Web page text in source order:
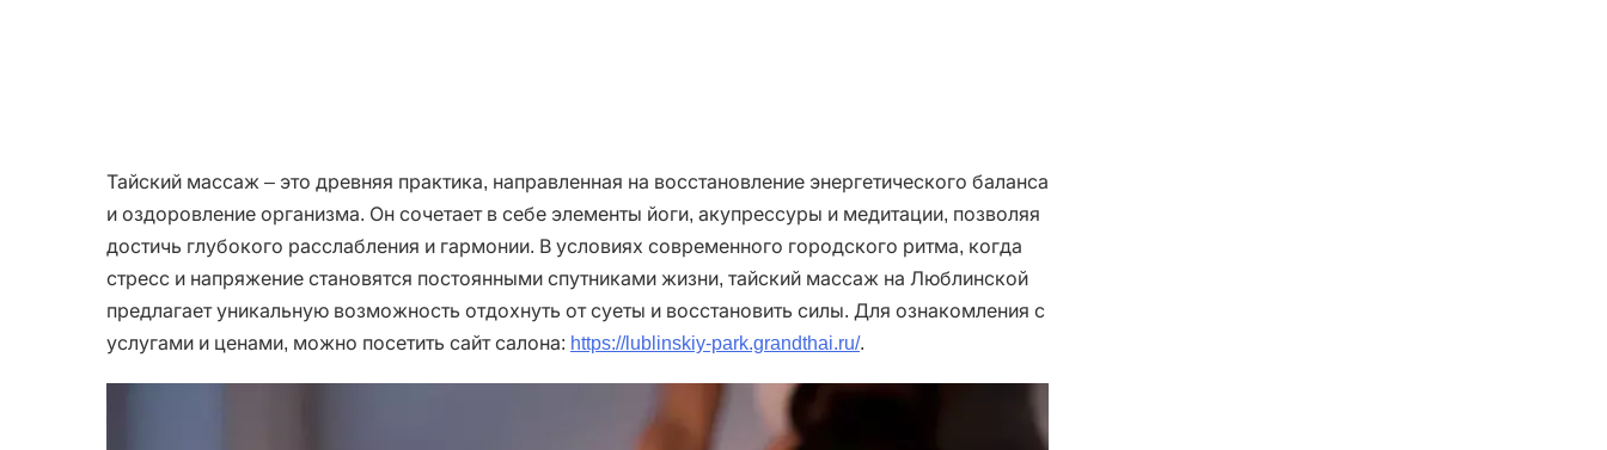
Тайский массаж – это древняя практика, направленная на восстановление энергетического баланса
и оздоровление организма. Он сочетает в себе элементы йоги, акупрессуры и медитации, позволяя
достичь глубокого расслабления и гармонии. В условиях современного городского ритма, когда
стресс и напряжение становятся постоянными спутниками жизни, тайский массаж на Люблинской
предлагает уникальную возможность отдохнуть от суеты и восстановить силы. Для ознакомления с
услугами и ценами, можно посетить сайт салона: https://lublinskiy-park.grandthai.ru/.